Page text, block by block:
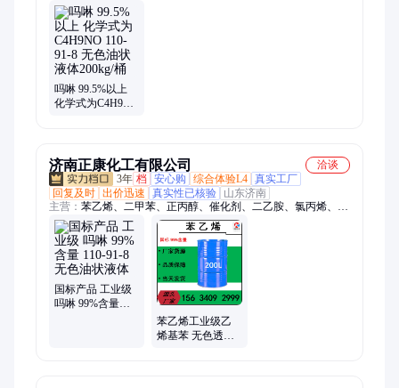
二胺、十二羟基、化工国标、精己二酸、二异丁腈、次亚磷酸、
氯化亚锰、无水草酸钠、无水醋酸钠、饲料添加剂、无水氯化
锰、杀菌灭藻剂、三乙基氯化铵、二甲氨基乙酯
吗啉 99.5%以上
化学式为C4H9NO
济南正康化工有限公司
洽谈
3年 档 安心购 综合体验L4 真实工厂
回复及时 出价迅速 真实性已核验
山东济南
主营： 苯乙烯、二甲苯、正丙醇、催化剂、二乙胺、氯丙烯、巴
豆醛、石油醚、防冻剂、壬基酚、乙二醇、戊二醛、异辛醇、清
洗剂、丙烯酸、漂白剂、甲缩醛、氯化锌、冰醋酸、异丙醇、溶
剂油、异丁醇、工业酒精、金属除锈、防结皮剂
国标产品 工业级
吗啉 99%含量
苯乙烯工业级乙
烯基苯 无色透明